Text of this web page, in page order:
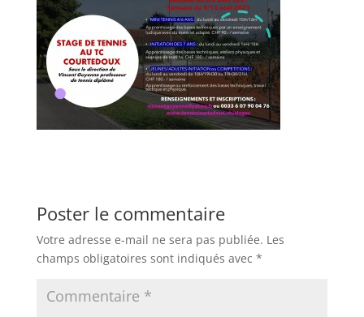
Poster le commentaire
Votre adresse e-mail ne sera pas publiée. Les
champs obligatoires sont indiqués avec *